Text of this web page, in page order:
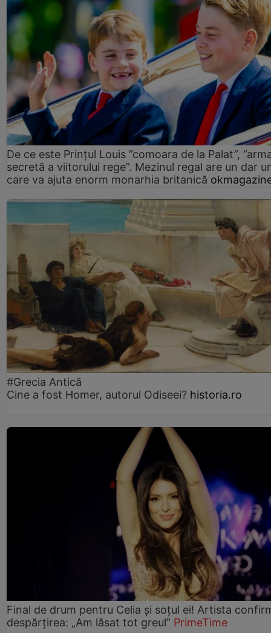
De ce este Prințul Louis ”comoara de la Palat”,
secretă a viitorului rege”. Mezinul regal are un dar
care va ajuta enorm monarhia britanică
#Grecia Antică
Cine a fost Homer, autorul Odiseei? historia.ro
Final de drum pentru Celia și soțul ei! Artista
despărțirea: „Am lăsat tot greul” PrimeTime